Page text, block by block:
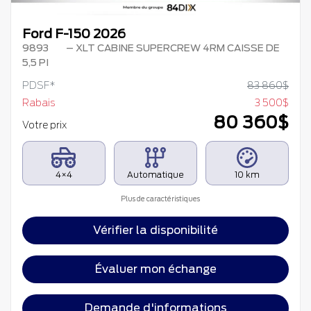
Ford F-150 2026
9893
– XLT CABINE SUPERCREW 4RM CAISSE DE
5,5 PI
PDSF* 83 860$
Rabais
3 500$
Votre prix
80 360$
4×4 Automatique 10 km
Plus de caractéristiques
Vérifier la disponibilité
Évaluer mon échange
Demande d'informations